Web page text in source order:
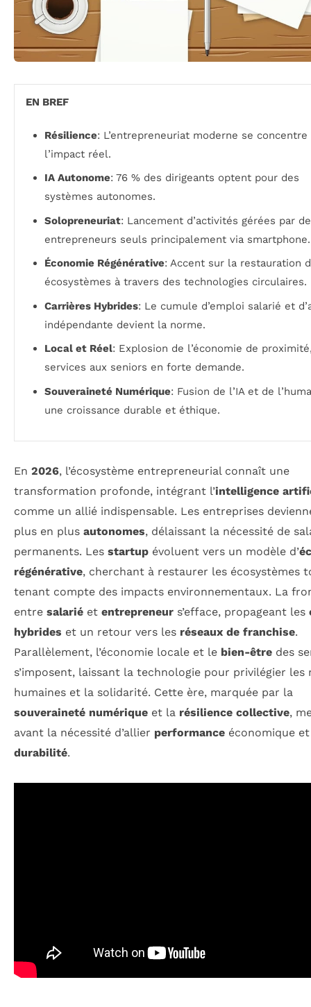
EN BREF
Résilience: L’entrepreneuriat moderne se concentre
l’impact réel.
IA Autonome: 76 % des dirigeants optent pour des
systèmes autonomes.
Solopreneuriat: Lancement d’activités gérées par
entrepreneurs seuls principalement via smartphone.
Économie Régénérative: Accent sur la restauration
écosystèmes à travers des technologies circulaires.
Carrières Hybrides: Le cumule d’emploi salarié et
indépendante devient la norme.
Local et Réel: Explosion de l’économie de
services aux seniors en forte demande.
Souveraineté Numérique: Fusion de l’IA et de
une croissance durable et éthique.
En 2026, l’écosystème entrepreneurial connaît une
transformation profonde, intégrant l’intelligence
comme un allié indispensable. Les entreprises
plus en plus autonomes, délaissant la nécessité de
permanents. Les startup évoluent vers un modèle d’
régénérative, cherchant à restaurer les écosystèmes
tenant compte des impacts environnementaux. La
entre salarié et entrepreneur s’efface, propageant les
hybrides et un retour vers les réseaux de franchise.
Parallèlement, l’économie locale et le bien-être des
s’imposent, laissant la technologie pour privilégier les
humaines et la solidarité. Cette ère, marquée par la
souveraineté numérique et la résilience collective,
avant la nécessité d’allier performance économique et
durabilité.